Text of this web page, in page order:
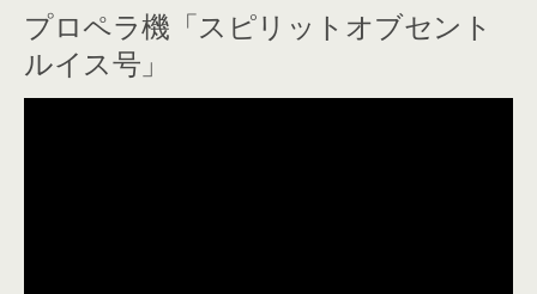
プロペラ機「スピリットオブセント
ルイス号」